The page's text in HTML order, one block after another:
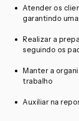
Atender os
garantindo
Realizar a
seguindo os
Manter a
trabalho
Auxiliar na